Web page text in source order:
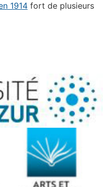
1914fort de plusieurs